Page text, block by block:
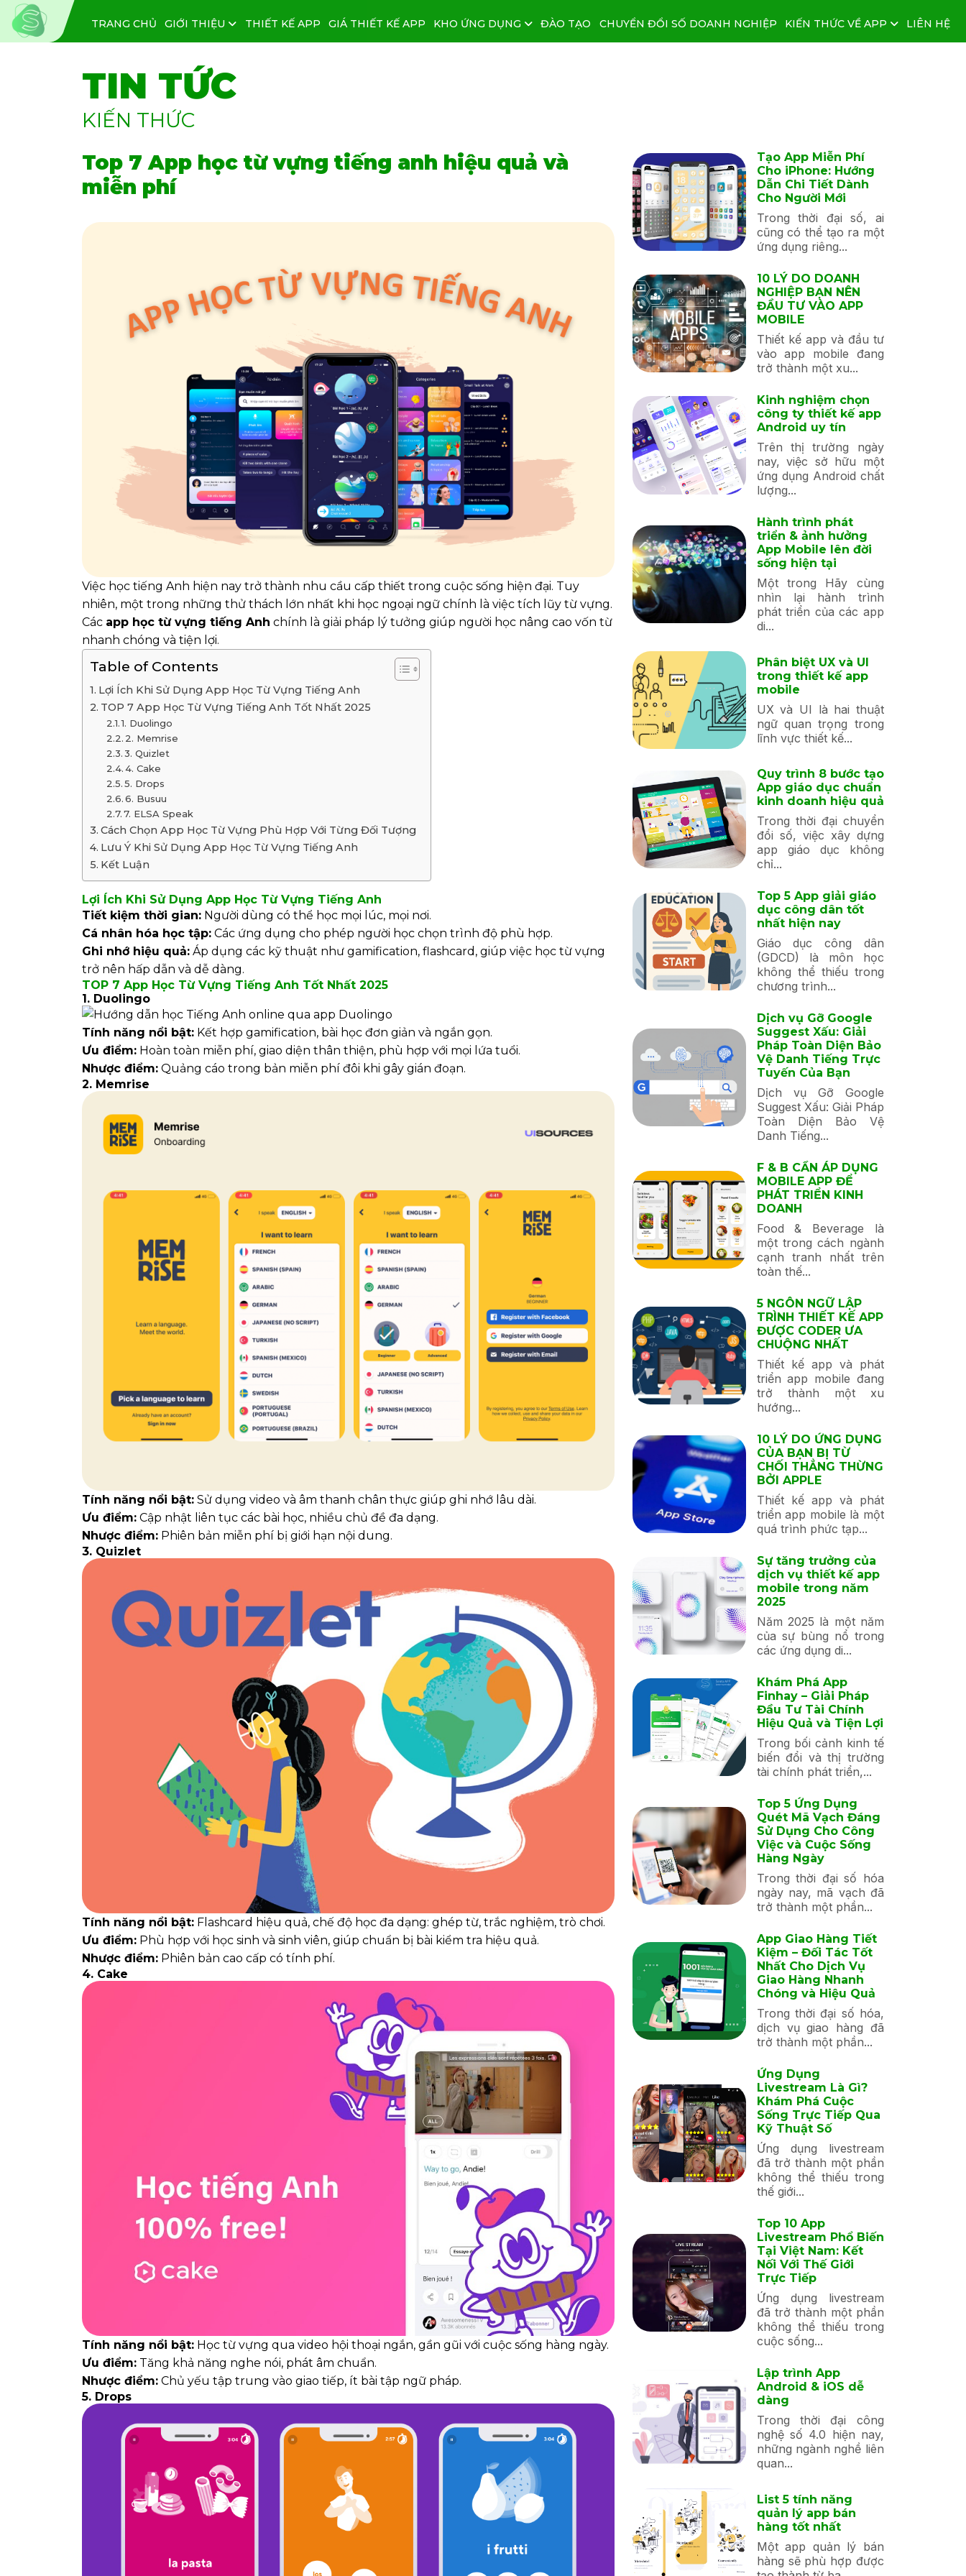
TRANG CHỦ GIỚI THIỆU THIẾT KẾ APP GIÁ THIẾT KẾ APP KHO ỨNG DỤNG ĐÀO TẠO CHUYỂN ĐỔI SỐ DOANH NGHIỆP KIẾN THỨC VỀ APP LIÊN HỆ
TIN TỨC
KIẾN THỨC
Top 7 App học từ vựng tiếng anh hiệu quả và
miễn phí
Việc học tiếng Anh hiện nay trở thành nhu cầu cấp thiết trong cuộc sống hiện đại. Tuy
nhiên, một trong những thử thách lớn nhất khi học ngoại ngữ chính là việc tích lũy từ vựng.
Các app học từ vựng tiếng Anh chính là giải pháp lý tưởng giúp người học nâng cao vốn từ
nhanh chóng và tiện lợi.
Table of Contents
Lợi Ích Khi Sử Dụng App Học Từ Vựng Tiếng Anh
TOP 7 App Học Từ Vựng Tiếng Anh Tốt Nhất 2025
1. Duolingo
2. Memrise
3. Quizlet
4. Cake
5. Drops
6. Busuu
7. ELSA Speak
Cách Chọn App Học Từ Vựng Phù Hợp Với Từng Đối Tượng
Lưu Ý Khi Sử Dụng App Học Từ Vựng Tiếng Anh
Kết Luận
Lợi Ích Khi Sử Dụng App Học Từ Vựng Tiếng Anh
Tiết kiệm thời gian: Người dùng có thể học mọi lúc, mọi nơi.
Cá nhân hóa học tập: Các ứng dụng cho phép người học chọn trình độ phù hợp.
Ghi nhớ hiệu quả: Áp dụng các kỹ thuật như gamification, flashcard, giúp việc học từ vựng
trở nên hấp dẫn và dễ dàng.
TOP 7 App Học Từ Vựng Tiếng Anh Tốt Nhất 2025
1. Duolingo
Tính năng nổi bật: Kết hợp gamification, bài học đơn giản và ngắn gọn.
Ưu điểm: Hoàn toàn miễn phí, giao diện thân thiện, phù hợp với mọi lứa tuổi.
Nhược điểm: Quảng cáo trong bản miễn phí đôi khi gây gián đoạn.
2. Memrise
Tính năng nổi bật: Sử dụng video và âm thanh chân thực giúp ghi nhớ lâu dài.
Ưu điểm: Cập nhật liên tục các bài học, nhiều chủ đề đa dạng.
Nhược điểm: Phiên bản miễn phí bị giới hạn nội dung.
3. Quizlet
Tính năng nổi bật: Flashcard hiệu quả, chế độ học đa dạng: ghép từ, trắc nghiệm, trò chơi.
Ưu điểm: Phù hợp với học sinh và sinh viên, giúp chuẩn bị bài kiểm tra hiệu quả.
Nhược điểm: Phiên bản cao cấp có tính phí.
4. Cake
Tính năng nổi bật: Học từ vựng qua video hội thoại ngắn, gần gũi với cuộc sống hàng ngày.
Ưu điểm: Tăng khả năng nghe nói, phát âm chuẩn.
Nhược điểm: Chủ yếu tập trung vào giao tiếp, ít bài tập ngữ pháp.
5. Drops
Tạo App Miễn Phí
Cho iPhone: Hướng
Dẫn Chi Tiết Dành
Cho Người Mới
Trong thời đại số, ai
cũng có thể tạo ra một
ứng dụng riêng...
10 LÝ DO DOANH
NGHIỆP BẠN NÊN
ĐẦU TƯ VÀO APP
MOBILE
Thiết kế app và đầu tư
vào app mobile đang
trở thành một xu...
Kinh nghiệm chọn
công ty thiết kế app
Android uy tín
Trên thị trường ngày
nay, việc sở hữu một
ứng dụng Android chất
lượng...
Hành trình phát
triển & ảnh hưởng
App Mobile lên đời
sống hiện tại
Một trong Hãy cùng
nhìn lại hành trình
phát triển của các app
di...
Phân biệt UX và UI
trong thiết kế app
mobile
UX và UI là hai thuật
ngữ quan trọng trong
lĩnh vực thiết kế...
Quy trình 8 bước tạo
App giáo dục chuẩn
kinh doanh hiệu quả
Trong thời đại chuyển
đổi số, việc xây dựng
app giáo dục không
chỉ...
Top 5 App giải giáo
dục công dân tốt
nhất hiện nay
Giáo dục công dân
(GDCD) là môn học
không thể thiếu trong
chương trình...
Dịch vụ Gỡ Google
Suggest Xấu: Giải
Pháp Toàn Diện Bảo
Vệ Danh Tiếng Trực
Tuyến Của Bạn
Dịch vụ Gỡ Google
Suggest Xấu: Giải Pháp
Toàn Diện Bảo Vệ
Danh Tiếng...
F & B CẦN ÁP DỤNG
MOBILE APP ĐỂ
PHÁT TRIỂN KINH
DOANH
Food & Beverage là
một trong cách ngành
cạnh tranh nhất trên
toàn thế...
5 NGÔN NGỮ LẬP
TRÌNH THIẾT KẾ APP
ĐƯỢC CODER ƯA
CHUỘNG NHẤT
Thiết kế app và phát
triển app mobile đang
trở thành một xu
hướng...
10 LÝ DO ỨNG DỤNG
CỦA BẠN BỊ TỪ
CHỐI THẲNG THỪNG
BỞI APPLE
Thiết kế app và phát
triển app mobile là một
quá trình phức tạp...
Sự tăng trưởng của
dịch vụ thiết kế app
mobile trong năm
2025
Năm 2025 là một năm
của sự bùng nổ trong
các ứng dụng di...
Khám Phá App
Finhay – Giải Pháp
Đầu Tư Tài Chính
Hiệu Quả và Tiện Lợi
Trong bối cảnh kinh tế
biến đổi và thị trường
tài chính phát triển,...
Top 5 Ứng Dụng
Quét Mã Vạch Đáng
Sử Dụng Cho Công
Việc và Cuộc Sống
Hàng Ngày
Trong thời đại số hóa
ngày nay, mã vạch đã
trở thành một phần...
App Giao Hàng Tiết
Kiệm – Đối Tác Tốt
Nhất Cho Dịch Vụ
Giao Hàng Nhanh
Chóng và Hiệu Quả
Trong thời đại số hóa,
dịch vụ giao hàng đã
trở thành một phần...
Ứng Dụng
Livestream Là Gì?
Khám Phá Cuộc
Sống Trực Tiếp Qua
Kỹ Thuật Số
Ứng dụng livestream
đã trở thành một phần
không thể thiếu trong
thế giới...
Top 10 App
Livestream Phổ Biến
Tại Việt Nam: Kết
Nối Với Thế Giới
Trực Tiếp
Ứng dụng livestream
đã trở thành một phần
không thể thiếu trong
cuộc sống...
Lập trình App
Android & iOS dễ
dàng
Trong thời đại công
nghệ số 4.0 hiện nay,
những ngành nghề liên
quan...
List 5 tính năng
quản lý app bán
hàng tốt nhất
Một app quản lý bán
hàng sẽ phù hợp được